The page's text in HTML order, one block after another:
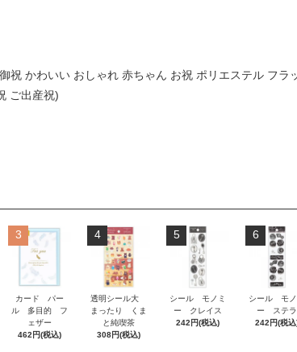
祝 かわいい おしゃれ 赤ちゃん お祝 ポリエステル フ
ご出産祝)
3
カード パー
ル 多目的 フ
ェザー
462円(税込)
4
透明シール大
まったり くま
と純喫茶
308円(税込)
5
シール モノミ
ー クレイス
242円(税込)
6
シール モノ
ー ステラ
242円(税込